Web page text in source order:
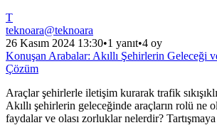
T
teknoara@teknoara
26 Kasım 2024 13:30•1 yanıt•4 oy
Konuşan Arabalar: Akıllı Şehirlerin Geleceği ve
Çözüm
Araçlar şehirlerle iletişim kurarak trafik
Akıllı şehirlerin geleceğinde araçların rolü ne
faydalar ve olası zorluklar nelerdir? Tartışmaya